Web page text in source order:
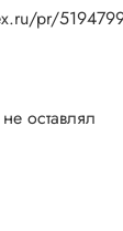
pr/
оставлял